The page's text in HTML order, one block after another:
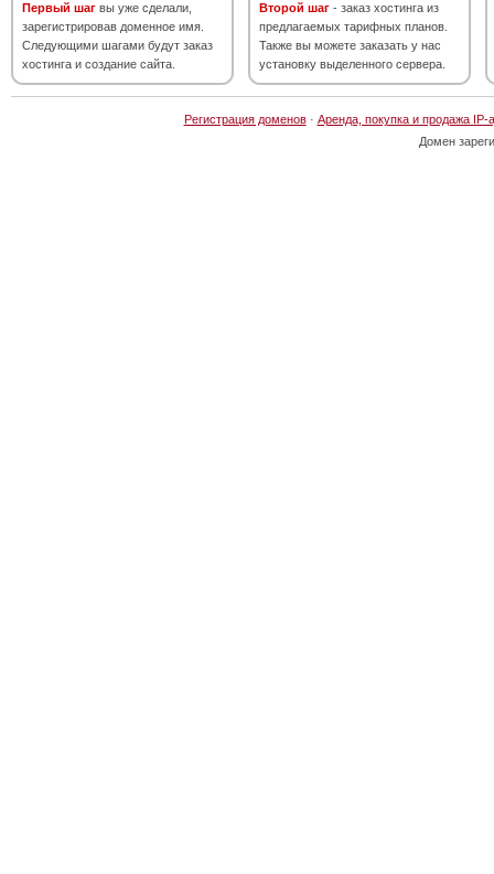
Первый шаг вы уже сделали,
зарегистрировав доменное имя.
Следующими шагами будут заказ
хостинга и создание сайта.
Второй шаг - заказ хостинга из
предлагаемых тарифных планов.
Также вы можете заказать у нас
установку выделенного сервера.
Регистрация доменов· Аренда, покупка и продажа IP-
Домен